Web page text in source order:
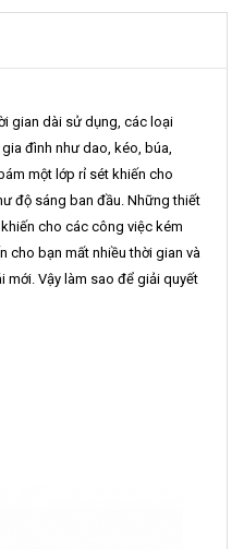
gian dài sử dụng, các loại
đình như dao, kéo, búa,
một lớp rỉ sét khiến cho
độ sáng ban đầu. Những thiết
cho các công việc kém
cho bạn mất nhiều thời gian và
mới. Vậy làm sao để giải quyết